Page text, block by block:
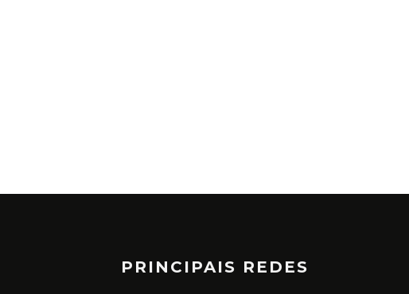
PRINCIPAIS REDES